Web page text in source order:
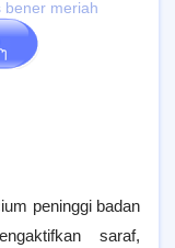
peninggi badan
saraf,